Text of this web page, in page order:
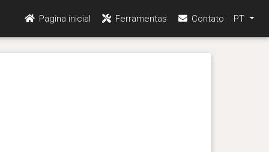
Pagina inicial Ferramentas Contato PT